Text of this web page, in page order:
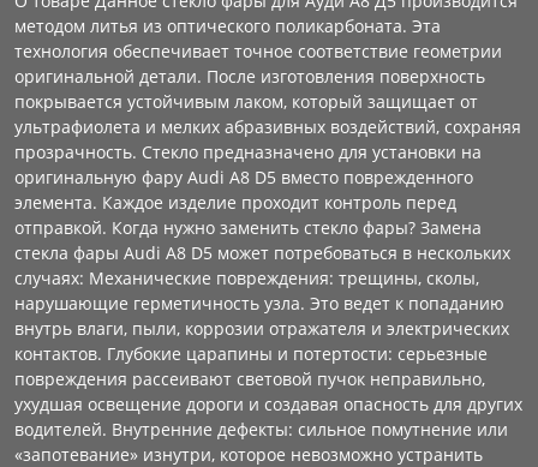
методом литья из оптического поликарбоната. Эта
технология обеспечивает точное соответствие геометрии
оригинальной детали. После изготовления поверхность
покрывается устойчивым лаком, который защищает от
ультрафиолета и мелких абразивных воздействий, сохраняя
прозрачность. Стекло предназначено для установки на
оригинальную фару Audi A8 D5 вместо поврежденного
элемента. Каждое изделие проходит контроль перед
отправкой. Когда нужно заменить стекло фары? Замена
стекла фары Audi A8 D5 может потребоваться в нескольких
случаях: Механические повреждения: трещины, сколы,
нарушающие герметичность узла. Это ведет к попаданию
внутрь влаги, пыли, коррозии отражателя и электрических
контактов. Глубокие царапины и потертости: серьезные
повреждения рассеивают световой пучок неправильно,
ухудшая освещение дороги и создавая опасность для других
водителей. Внутренние дефекты: сильное помутнение или
«запотевание» изнутри, которое невозможно устранить